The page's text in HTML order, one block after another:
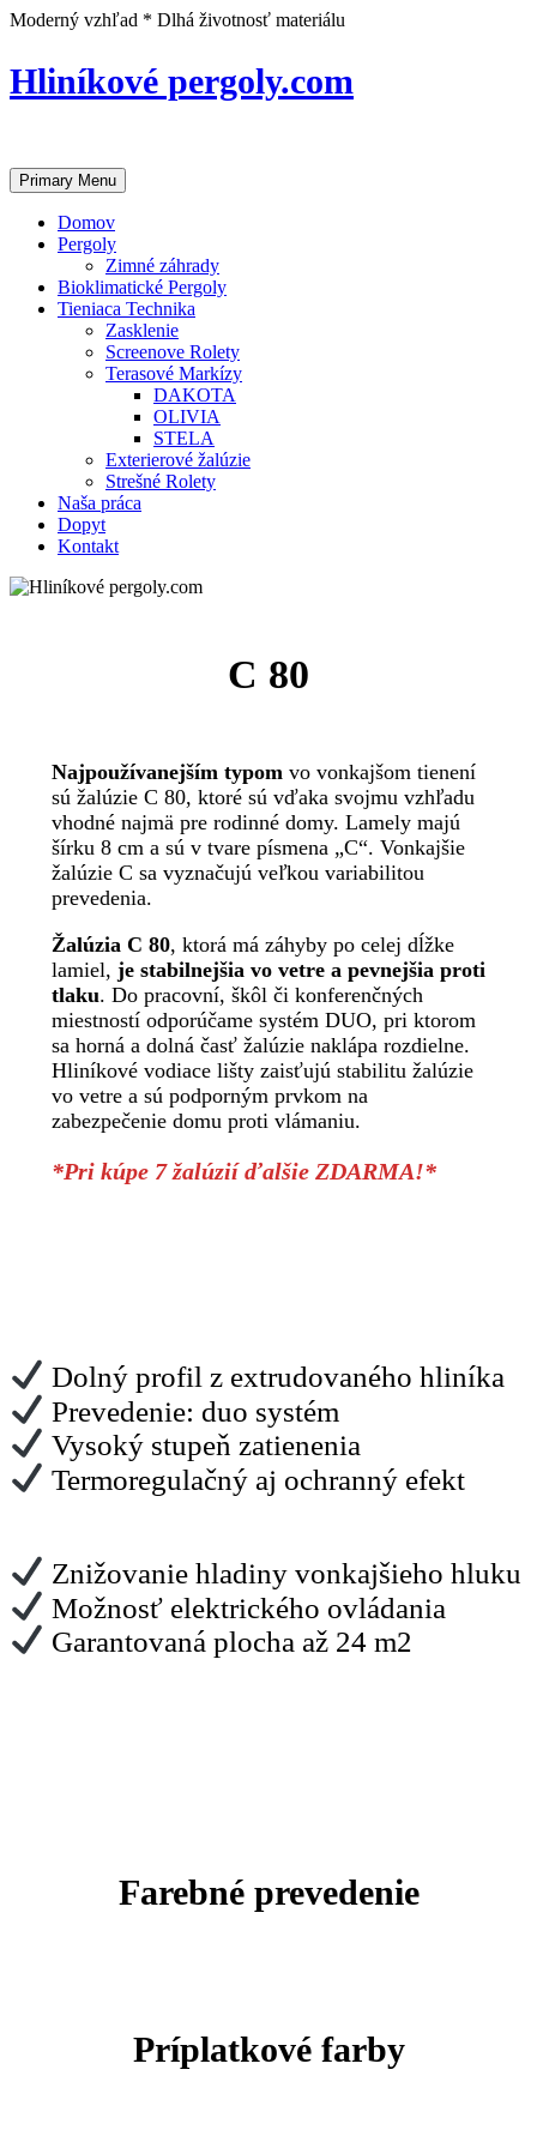
Skip
Moderný vzhľad * Dlhá životnosť materiálu
Hliníkové pergoly.com
Primary Menu
Domov
Pergoly
Zimné záhrady
Bioklimatické Pergoly
Tieniaca Technika
Zasklenie
Screenove Rolety
Terasové Markízy
DAKOTA
OLIVIA
STELA
Exterierové žalúzie
Strešné Rolety
Naša práca
Dopyt
Kontakt
C 80
Najpoužívanejším typomvo vonkajšom tienení
sú žalúzie C 80, ktoré sú vďaka svojmu vzhľadu
vhodné najmä pre rodinné domy. Lamely majú
šírku 8 cm a sú v tvare písmena „C“. Vonkajšie
žalúzie C sa vyznačujú veľkou variabilitou
prevedenia.
Žalúzia C 80, ktorá má záhyby po celej dĺžke
lamiel, je stabilnejšia vo vetre a pevnejšia proti
tlaku. Do pracovní, škôl či konferenčných
miestností odporúčame systém DUO, pri ktorom
sa horná a dolná časť žalúzie naklápa rozdielne.
Hliníkové vodiace lišty zaisťujú stabilitu žalúzie
vo vetre a sú podporným prvkom na
zabezpečenie domu proti vlámaniu.
*Pri kúpe 7 žalúzií ďalšie ZDARMA!*
Dolný profil z extrudovaného hliníka
Prevedenie: duo systém
Vysoký stupeň zatienenia
Termoregulačný aj ochranný efekt
Znižovanie hladiny vonkajšieho hluku
Možnosť elektrického ovládania
Garantovaná plocha až 24 m2
Farebné prevedenie
Príplatkové farby